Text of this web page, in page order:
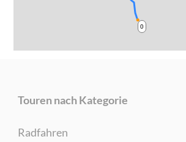
0
Touren nach Kategorie
Radfahren